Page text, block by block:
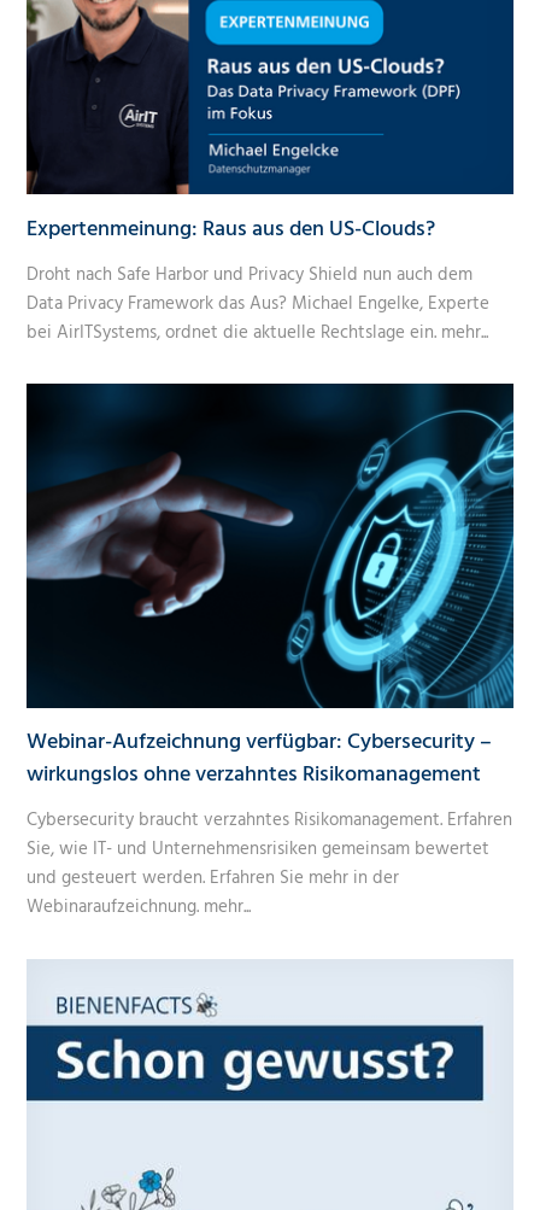
Expertenmeinung: Raus aus den US-Clouds?
Droht nach Safe Harbor und Privacy Shield nun auch dem
Data Privacy Framework das Aus? Michael Engelke, Experte
bei AirITSystems, ordnet die aktuelle Rechtslage ein. mehr...
Webinar-Aufzeichnung verfügbar: Cybersecurity –
wirkungslos ohne verzahntes Risikomanagement
Cybersecurity braucht verzahntes Risikomanagement. Erfahren
Sie, wie IT- und Unternehmensrisiken gemeinsam bewertet
und gesteuert werden. Erfahren Sie mehr in der
Webinaraufzeichnung. mehr...